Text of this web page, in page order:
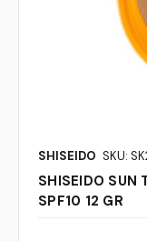
SHISEIDO SKU:
SHISEIDO SUN
SPF10 12 GR